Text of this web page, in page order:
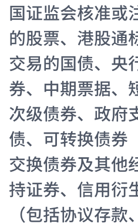
国证监会核准或
的股票、港股通
交易的国债、央
券、中期票据、
次级债券、政府
债、可转换债券
交换债券及其他
持证券、信用衍
（包括协议存